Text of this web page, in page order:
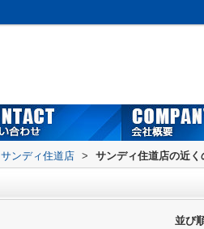
サンディ住道店 > サンディ住道店の近く
並び